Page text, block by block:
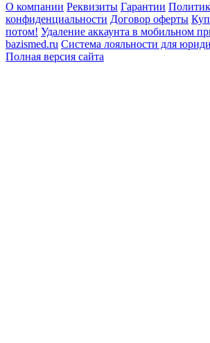
О компании Реквизиты Гарантии
конфиденциальности Договор оферты
потом! Удаление аккаунта в мобильном
bazismed.ru Система лояльности для
Полная версия сайта